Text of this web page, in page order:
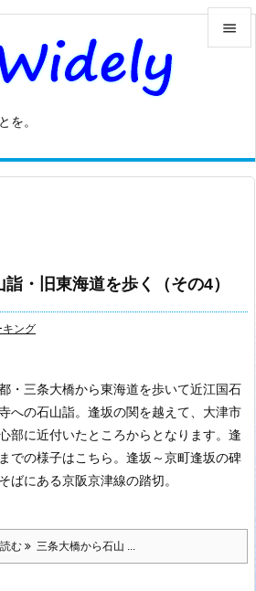
を。


前へ
・旧東海道を歩く（その4）
キング
・三条大橋から東海道を歩いて近江国石
への石山詣。 逢坂の関を越えて、大津市
部に近付いたところからとなります。 逢
での様子はこちら。 逢坂～京町逢坂の碑
ばにある京阪京津線の踏切。
む 三条大橋から石山 ...